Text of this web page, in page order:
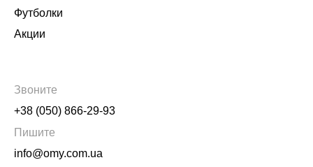
Футболки
Акции
Звоните
+38 (050) 866-29-93
Пишите
info@omy.com.ua